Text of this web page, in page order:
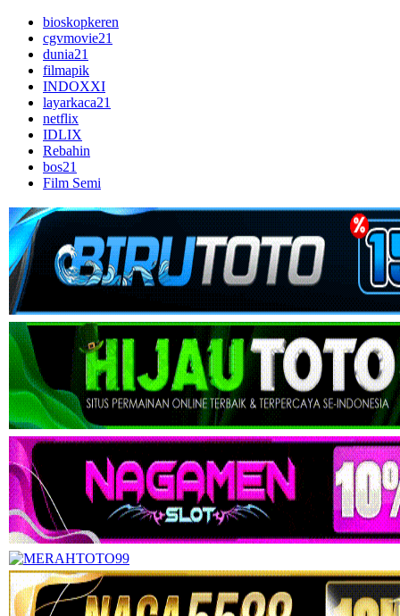
bioskopkeren
cgvmovie21
dunia21
filmapik
INDOXXI
layarkaca21
netflix
IDLIX
Rebahin
bos21
Film Semi